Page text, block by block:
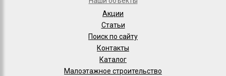
Акции
Статьи
Поиск по сайту
Контакты
Каталог
Малоэтажное строительство